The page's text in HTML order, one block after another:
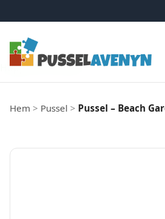
Hoppa till innehåll
Hem > Pussel > Pussel – Beach